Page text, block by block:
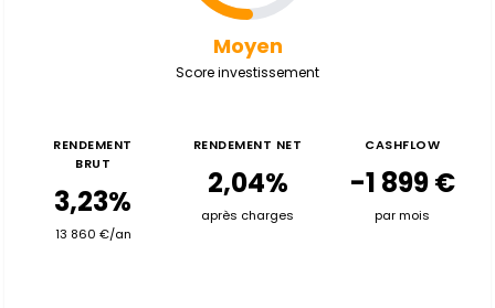
Moyen
Score investissement
RENDEMENT
BRUT
3,23%
13 860 €/an
RENDEMENT NET
2,04%
après charges
CASHFLOW
-1 899 €
par mois